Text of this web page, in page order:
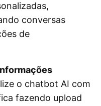
conversas
de
o chatbot AI com
fazendo upload